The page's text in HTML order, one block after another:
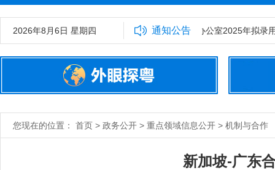
2026年8月6日 星期四 通知公告
中共广东省委外事工作委员会办公室2025年拟录用工
您现在的位置： 首页 > 政务公开 > 重点领域信息公开 > 机制与合作
新加坡-广东